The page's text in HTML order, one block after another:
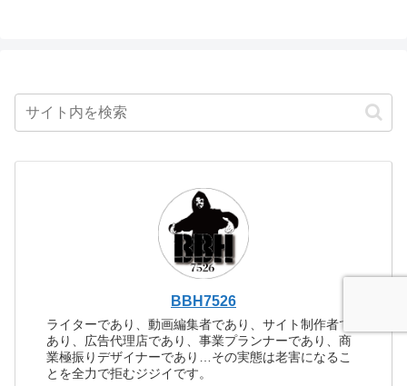
BBH7526
ライターであり、動画編集者であり、サイト制作者で
あり、広告代理店であり、事業プランナーであり、商
業極振りデザイナーであり…その実態は老害になるこ
とを全力で拒むジジイです。